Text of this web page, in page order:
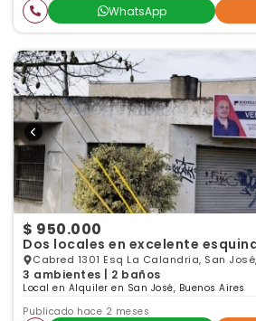
WhatsApp
$ 950.000
Dos locales en excelente
Cabred 1301 Esq La Calandria, San José,
3 ambientes | 2 baños
Local en Alquiler en San José, Buenos Aires
Publicado hace 2 meses